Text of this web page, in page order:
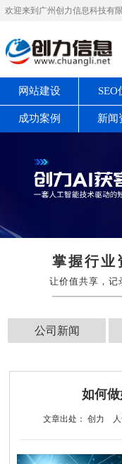
欢迎来到广州创力信息科技有
网站建设 SEO
成功案例 新闻
掌握行业
让价值共享，记
公司新闻
如何做
文章出处： 创力